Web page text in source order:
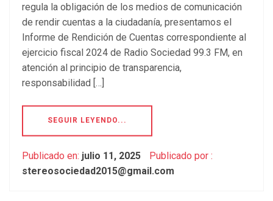
regula la obligación de los medios de comunicación
de rendir cuentas a la ciudadanía, presentamos el
Informe de Rendición de Cuentas correspondiente al
ejercicio fiscal 2024 de Radio Sociedad 99.3 FM, en
atención al principio de transparencia,
responsabilidad […]
SEGUIR LEYENDO...
Publicado en: julio 11, 2025
Publicado por :
stereosociedad2015@gmail.com